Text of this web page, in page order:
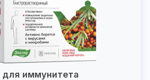
для иммунитета